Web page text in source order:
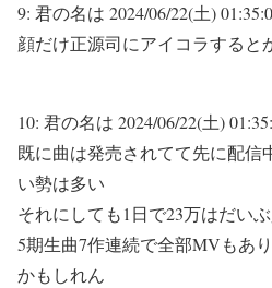
9: 君の名は 2024/06/22(土)
顔だけ正源司にアイコラすると
10: 君の名は 2024/06/22(土)
既に曲は発売されてて先に配信
い勢は多い
それにしても1日で23万はだい
5期生曲7作連続で全部MVもあ
かもしれん